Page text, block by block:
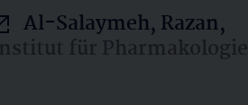
Al-Salaymeh, Razan,
für Pharmakologie